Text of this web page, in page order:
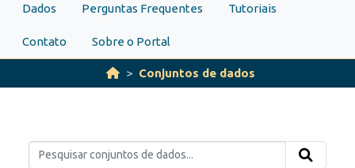
Dados Perguntas Frequentes Tutoriais
Contato Sobre o Portal
Conjuntos de dados